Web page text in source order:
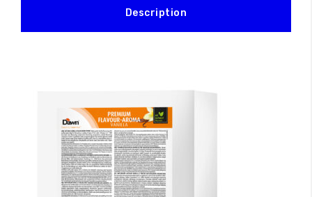
Description